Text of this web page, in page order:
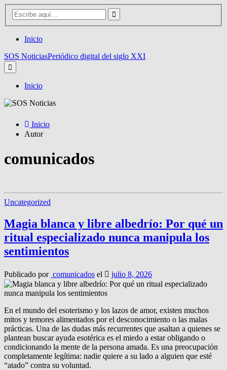
Inicio
SOS NoticiasPeriódico digital del siglo XXI
Inicio
Inicio
Autor
comunicados
Uncategorized
Magia blanca y libre albedrío: Por qué un
ritual especializado nunca manipula los
sentimientos
Publicado por comunicados el julio 8, 2026
En el mundo del esoterismo y los lazos de amor, existen muchos
mitos y temores alimentados por el desconocimiento o las malas
prácticas. Una de las dudas más recurrentes que asaltan a quienes se
plantean buscar ayuda esotérica es el miedo a estar obligando o
condicionando la mente de la persona amada. Es una preocupación
completamente legítima: nadie quiere a su lado a alguien que esté
“atado” contra su voluntad.